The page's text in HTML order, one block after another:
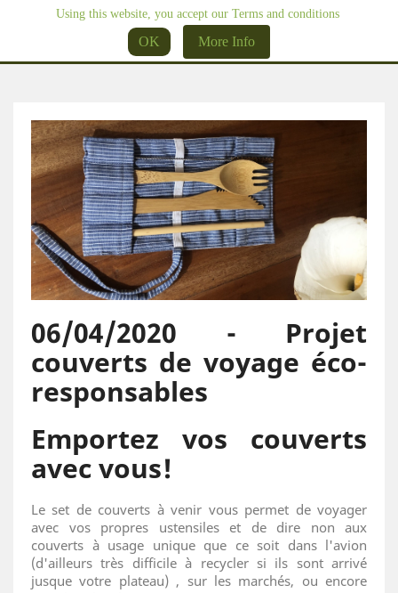
Using this website, you accept our Terms and conditions
OK More Info
06/04/2020 - Projet
couverts de voyage éco-
responsables
Emportez vos couverts
avec vous!
Le set de couverts à venir vous permet de voyager
avec vos propres ustensiles et de dire non aux
couverts à usage unique que ce soit dans l'avion
(d'ailleurs très difficile à recycler si ils sont arrivé
jusque votre plateau) , sur les marchés, ou encore